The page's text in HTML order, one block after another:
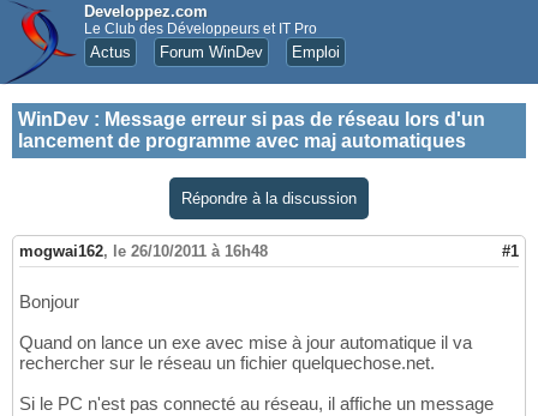
Developpez.com
Le Club des Développeurs et IT Pro
Actus Forum WinDev Emploi
WinDev : Message erreur si pas de réseau lors d'un
lancement de programme avec maj automatiques
Répondre à la discussion
mogwai162, le 26/10/2011 à 16h48 #1
Bonjour
Quand on lance un exe avec mise à jour automatique il va
rechercher sur le réseau un fichier quelquechose.net.
Si le PC n'est pas connecté au réseau, il affiche un message